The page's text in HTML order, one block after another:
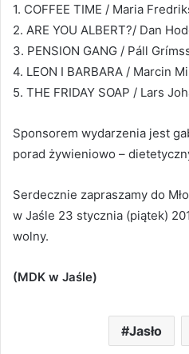
1. COFFEE TIME / Maria
2. ARE YOU ALBERT?/ Dan
3. PENSION GANG / Páll
4. LEON I BARBARA / Marcin
5. THE FRIDAY SOAP / Lars
Sponsorem wydarzenia jest
porad żywieniowo –
Serdecznie zapraszamy do
w Jaśle 23 stycznia (piątek)
wolny.
(MDK w Jaśle)
Jasło